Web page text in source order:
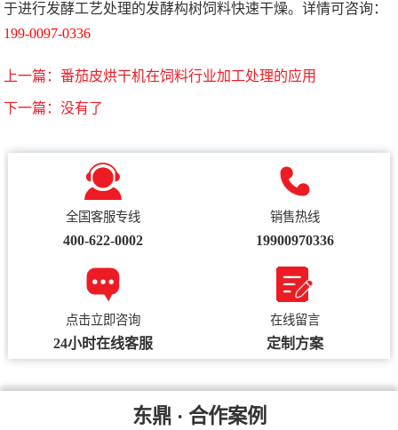
于进行发酵工艺处理的发酵构树饲料快速干燥。详情可咨询：
199-0097-0336
上一篇：番茄皮烘干机在饲料行业加工处理的应用
下一篇：没有了
全国客服专线
400-622-0002
销售热线
19900970336
点击立即咨询
24小时在线客服
在线留言
定制方案
东鼎 · 合作案例